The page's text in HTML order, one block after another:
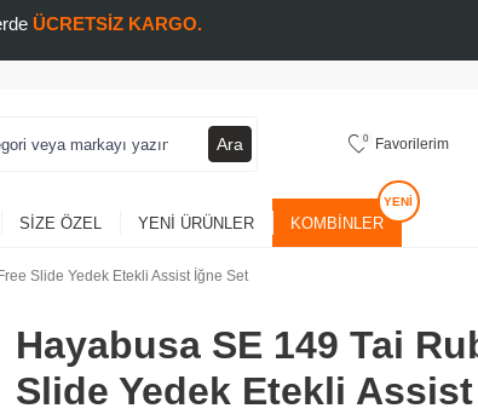
ÜCRETSİZ KARGO.
Ara 0 Favorilerim
SIZE ÖZEL YENI ÜRÜNLER KOMBINLER
Slide Yedek Etekli Assist İğne Set
Hayabusa SE 149 Tai
Slide Yedek Etekli